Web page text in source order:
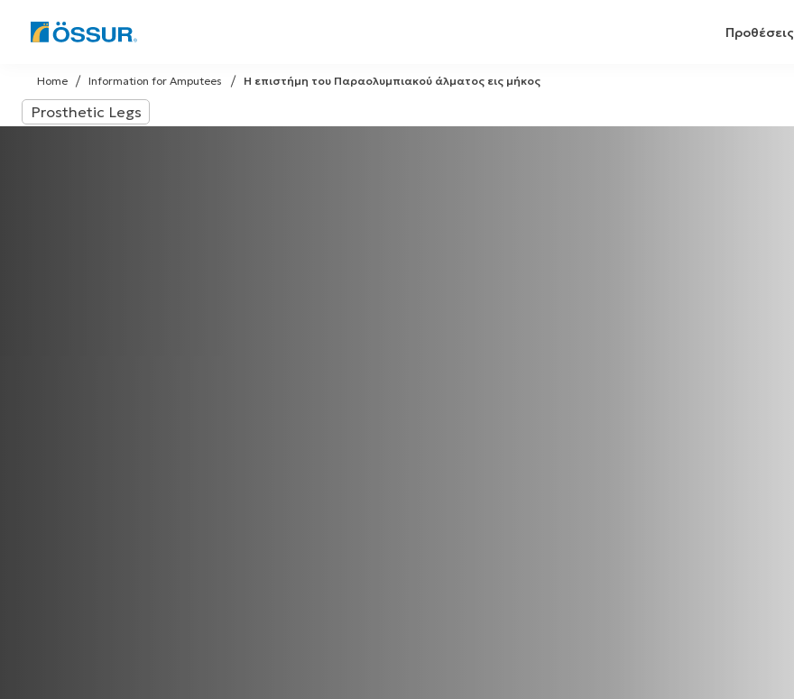
Skip
to
content
Προθέσεις
Η επιστήμη του Παραολυμπιακού άλματος εις μήκος
Information for Amputees
Home
Prosthetic Legs